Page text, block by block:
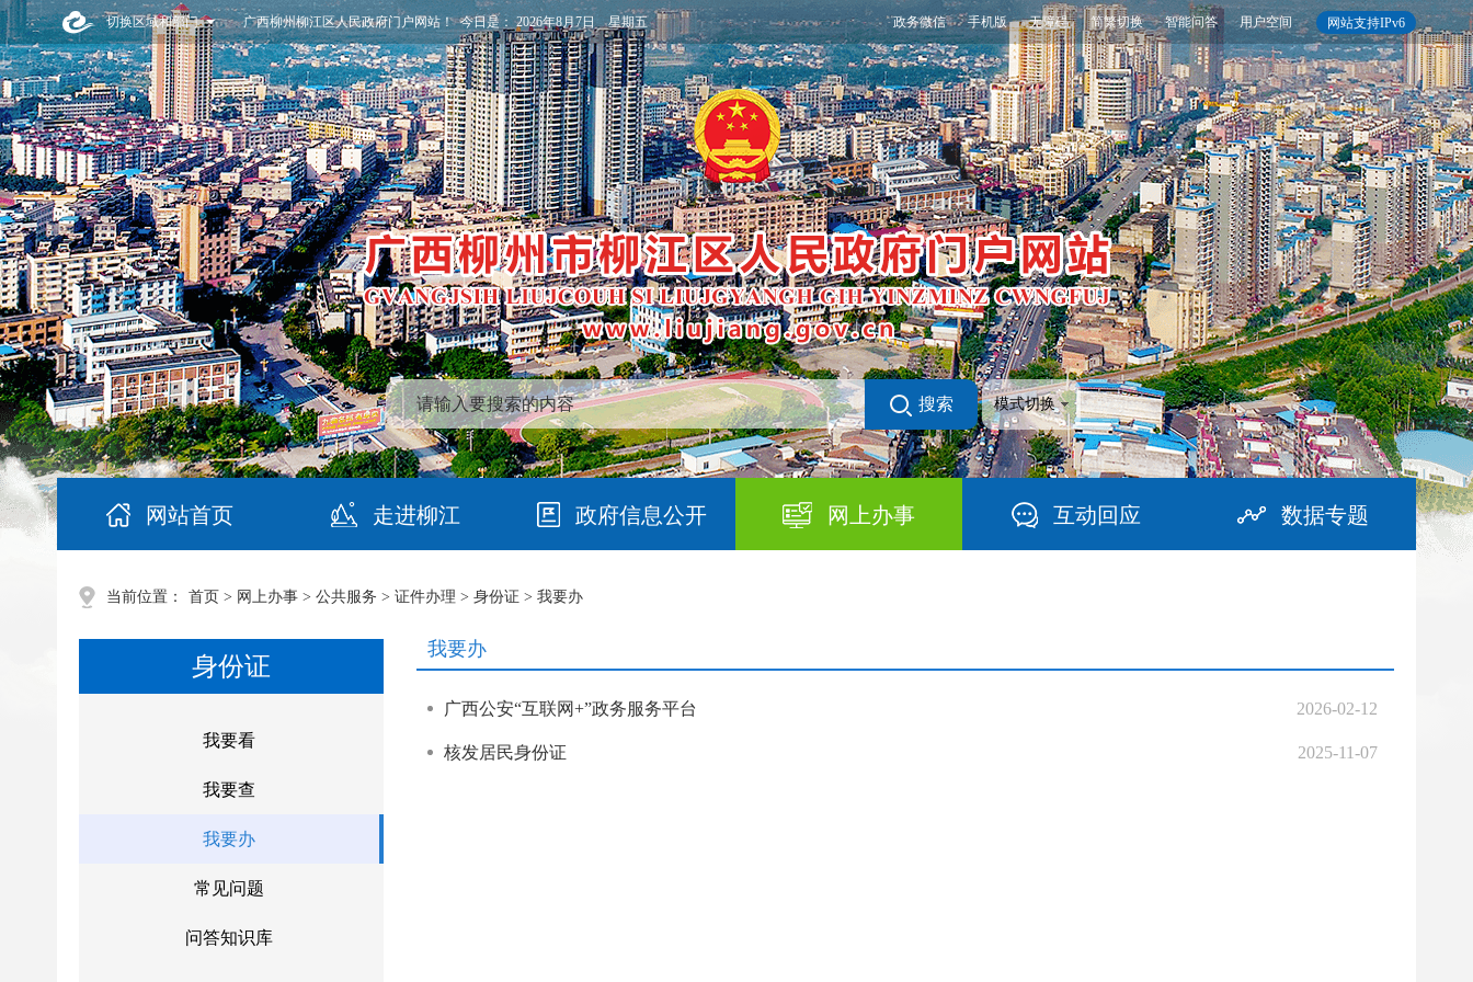
切换区域和部门 网站支持IPv6
政务微信 手机版 无障碍 简繁切换 智能问答 用户空间
广西柳州柳江区人民政府门户网站！ 今日是：2026年8月7日 星期五
搜索 模式切换
网站首页 走进柳江 政府信息公开 网上办事 互动回应 数据专题
当前位置： 首页 > 网上办事 > 公共服务 > 证件办理 > 身份证 > 我要办
身份证
我要看
我要查
我要办
常见问题
问答知识库
我要办
广西公安“互联网+”政务服务平台 2026-02-12
核发居民身份证 2025-11-07